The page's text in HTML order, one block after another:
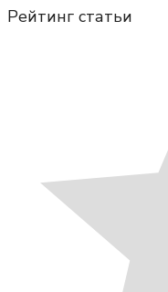
Рейтинг статьи